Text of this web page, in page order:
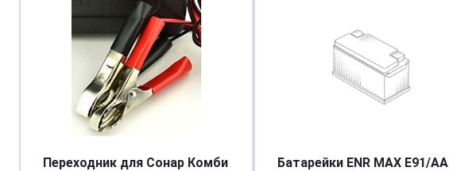
Переходник для Сонар Комби
Батарейки ENR MAX E91/AA